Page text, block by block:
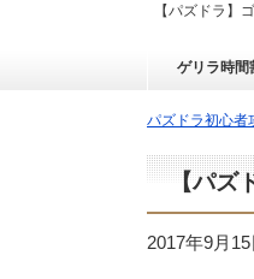
【パズドラ】
ゲリラ時間
パズドラ初心者
【パズ
2017年9月15